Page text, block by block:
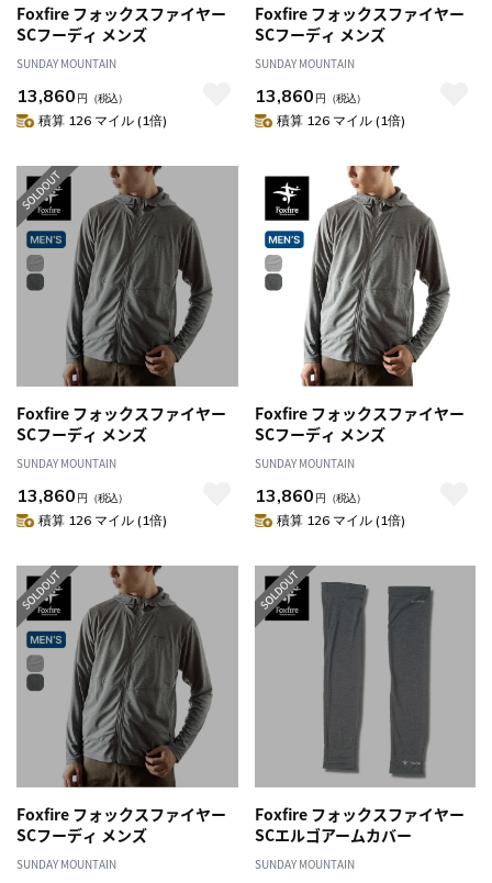
Foxfire フォックスファイヤー
SCフーディ メンズ
SUNDAY MOUNTAIN
13,860 円 （税込）
積算 126 マイル (1倍)
Foxfire フォックスファイヤー
SCフーディ メンズ
SUNDAY MOUNTAIN
13,860 円 （税込）
積算 126 マイル (1倍)
Foxfire フォックスファイヤー
SCフーディ メンズ
SUNDAY MOUNTAIN
13,860 円 （税込）
積算 126 マイル (1倍)
Foxfire フォックスファイヤー
SCフーディ メンズ
SUNDAY MOUNTAIN
13,860 円 （税込）
積算 126 マイル (1倍)
Foxfire フォックスファイヤー
SCフーディ メンズ
SUNDAY MOUNTAIN
Foxfire フォックスファイヤー
SCエルゴアームカバー
SUNDAY MOUNTAIN